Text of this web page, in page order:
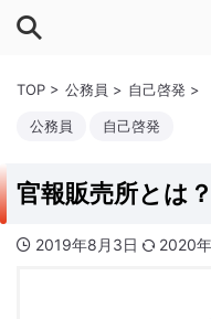
TOP > 公務員 > 自己啓発 >
公務員 自己啓発
官報販売所とは
2019年8月3日 2020